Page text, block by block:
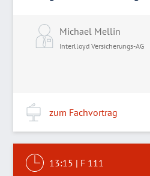
Michael Mellin
Interlloyd Versicherungs-AG
zum Fachvortrag
13:15 | F 111